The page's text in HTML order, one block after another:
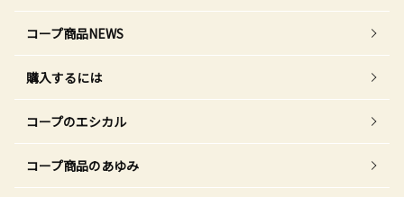
コープ商品NEWS
購入するには
コープのエシカル
コープ商品のあゆみ